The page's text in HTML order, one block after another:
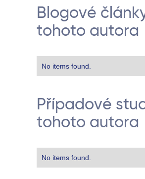
Blogové
tohoto autora
No items found.
Případové
tohoto autora
No items found.